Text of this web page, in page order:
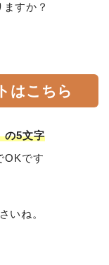
すか？
はこちら
の5文字
OKです
いね。